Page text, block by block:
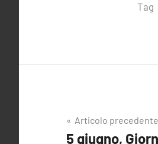
Tag
Navigazione
Articolo precedente
5 giugno,